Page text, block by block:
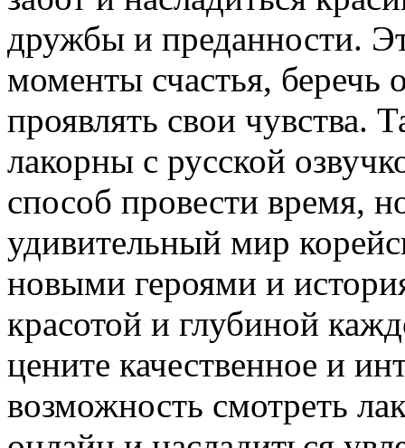
дружбы и преданности.
моменты счастья, беречь
проявлять свои чувства.
лакорны с русской
способ провести время,
удивительный мир
новыми героями и
красотой и глубиной
цените качественное и
возможность смотреть